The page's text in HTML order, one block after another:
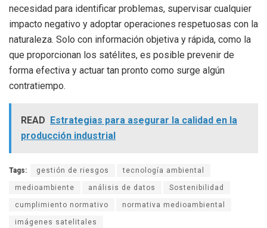
necesidad para identificar problemas, supervisar cualquier
impacto negativo y adoptar operaciones respetuosas con la
naturaleza. Solo con información objetiva y rápida, como la
que proporcionan los satélites, es posible prevenir de
forma efectiva y actuar tan pronto como surge algún
contratiempo.
READ Estrategias para asegurar la calidad en la
producción industrial
Tags: gestión de riesgos tecnología ambiental
medioambiente análisis de datos Sostenibilidad
cumplimiento normativo normativa medioambiental
imágenes satelitales